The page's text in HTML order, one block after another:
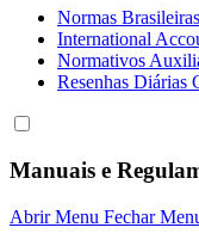
Normas
International
Normativos
Resenhas Diárias
Manuais e
Abrir Menu Fechar